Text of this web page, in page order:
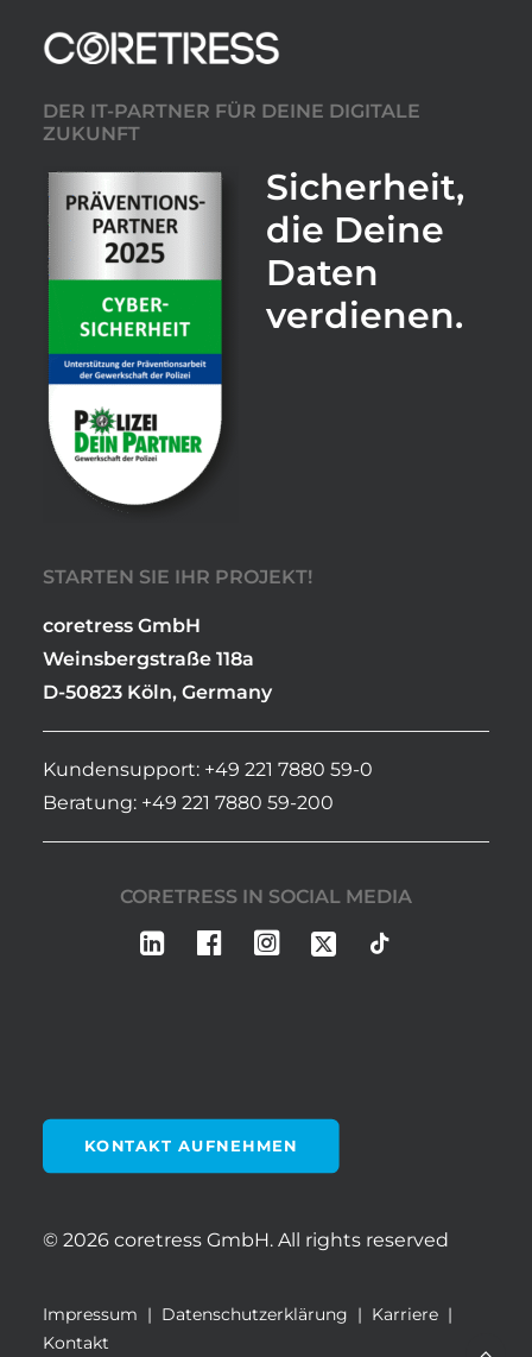
DER IT-PARTNER FÜR DEINE DIGITALE
ZUKUNFT
Sicherheit,
die Deine
Daten
verdienen.
STARTEN SIE IHR PROJEKT!
coretress GmbH
Weinsbergstraße 118a
D-50823 Köln, Germany
Kundensupport: +49 221 7880 59-0
Beratung: +49 221 7880 59-200
CORETRESS IN SOCIAL MEDIA
KONTAKT AUFNEHMEN
© 2026 coretress GmbH. All rights reserved
Impressum | Datenschutzerklärung | Karriere |
Kontakt